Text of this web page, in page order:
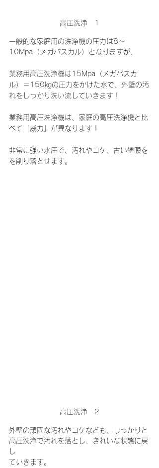
高圧洗浄　1
一般的な家庭用の洗浄機の圧力は8～
10Mpa（メガパスカル）となりますが、
業務用高圧洗浄機は15Mpa（メガパスカ
ル）＝150㎏の圧力をかけた水で、外壁の汚
れをしっかり洗い流していきます！
業務用高圧洗浄機は、家庭の高圧洗浄機と比
べて「威力」が異なります！
非常に強い水圧で、汚れやコケ、古い塗膜を
を削り落とせます。
高圧洗浄　2
外壁の頑固な汚れやコケなども、しっかりと
高圧洗浄で汚れを落とし、きれいな状態に戻
し
ていきます。